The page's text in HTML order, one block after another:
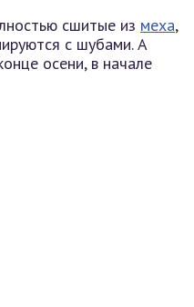
сшитые из меха,
с шубами. А
осени, в начале